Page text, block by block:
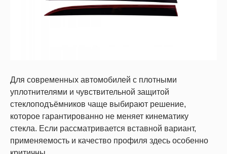
Для современных автомобилей с плотными
уплотнителями и чувствительной защитой
стеклоподъёмников чаще выбирают решение,
которое гарантированно не меняет кинематику
стекла. Если рассматривается вставной вариант,
применяемость и качество профиля здесь особенно